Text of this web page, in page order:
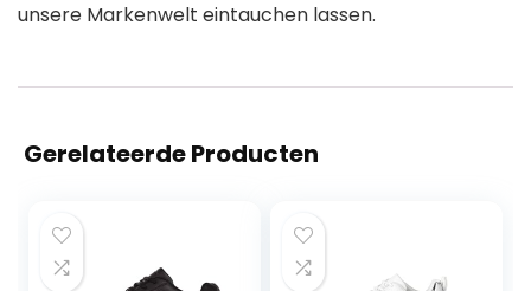
unsere Markenwelt eintauchen lassen.
Gerelateerde Producten